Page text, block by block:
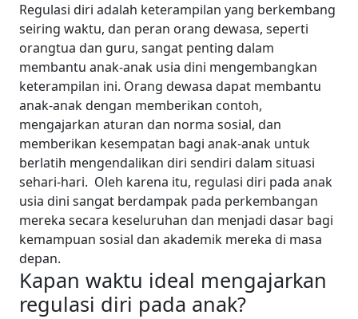
Regulasi diri adalah keterampilan yang berkembang
seiring waktu, dan peran orang dewasa, seperti
orangtua dan guru, sangat penting dalam
membantu anak-anak usia dini mengembangkan
keterampilan ini. Orang dewasa dapat membantu
anak-anak dengan memberikan contoh,
mengajarkan aturan dan norma sosial, dan
memberikan kesempatan bagi anak-anak untuk
berlatih mengendalikan diri sendiri dalam situasi
sehari-hari. Oleh karena itu, regulasi diri pada anak
usia dini sangat berdampak pada perkembangan
mereka secara keseluruhan dan menjadi dasar bagi
kemampuan sosial dan akademik mereka di masa
depan.
Kapan waktu ideal mengajarkan
regulasi diri pada anak?